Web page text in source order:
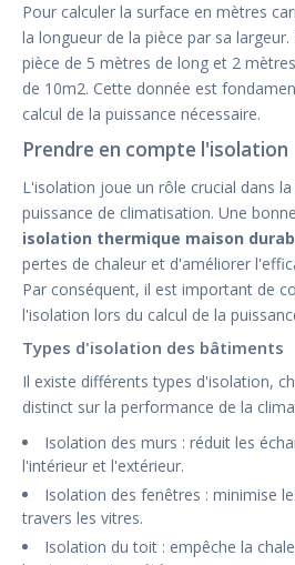
Pour calculer la surface en mètres
la longueur de la pièce par sa
pièce de 5 mètres de long et 2
de 10m2. Cette donnée est
calcul de la puissance nécessaire.
Prendre en compte l'isolation
L'isolation joue un rôle crucial dans
puissance de climatisation. Une bonne
isolation thermique maison
pertes de chaleur et d'améliorer
Par conséquent, il est important de
l'isolation lors du calcul de la
Types d'isolation des bâtiments
Il existe différents types d'isolation,
distinct sur la performance de la
Isolation des murs : réduit les
l'intérieur et l'extérieur.
Isolation des fenêtres : minimise
travers les vitres.
Isolation du toit : empêche la